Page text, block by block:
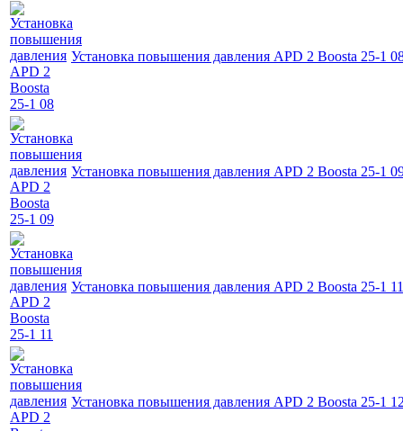
Установка повышения давления APD 2 Boosta 25-1
Установка повышения давления APD 2 Boosta 25-1
Установка повышения давления APD 2 Boosta 25-1 11
Установка повышения давления APD 2 Boosta 25-1